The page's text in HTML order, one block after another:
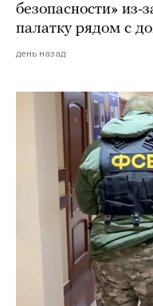
безопасности» из-
палатку рядом с
день назад